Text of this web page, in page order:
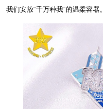
我们安放“千万种我”的温柔容器。